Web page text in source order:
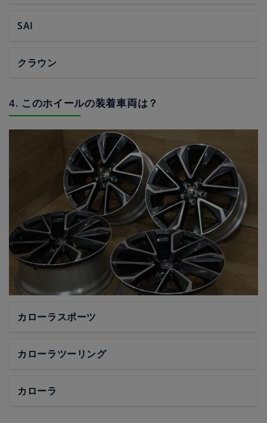
SAI
クラウン
4. このホイールの装着車両は？
カローラスポーツ
カローラツーリング
カローラ